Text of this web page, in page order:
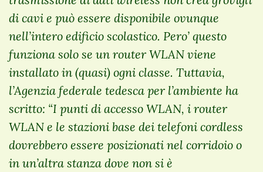
di cavi e può essere disponibile ovunque
nell’intero edificio scolastico. Pero’ questo
funziona solo se un router WLAN viene
installato in (quasi) ogni classe. Tuttavia,
l’Agenzia federale tedesca per l’ambiente ha
scritto: “I punti di accesso WLAN, i router
WLAN e le stazioni base dei telefoni cordless
dovrebbero essere posizionati nel corridoio o
in un’altra stanza dove non si è